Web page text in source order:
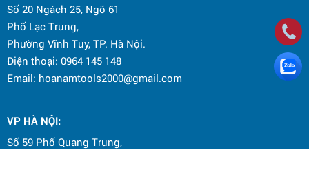
Số 20 Ngách 25, Ngõ 61
Phố Lạc Trung,
Phường Vĩnh Tuy, TP. Hà Nội.
Điện thoại: 0964 145 148
Email: hoanamtools2000@gmail.com
VP HÀ NỘI:
Số 59 Phố Quang Trung,